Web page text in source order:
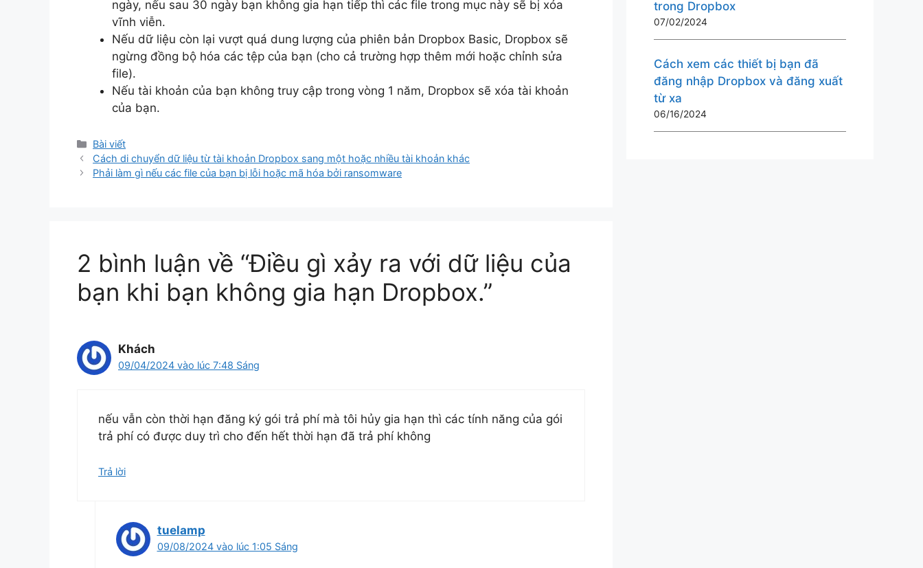
ngày, nếu sau 30 ngày bạn không gia hạn tiếp thì các file trong mục này sẽ bị xóa
vĩnh viễn.
Nếu dữ liệu còn lại vượt quá dung lượng của phiên bản Dropbox Basic, Dropbox sẽ
ngừng đồng bộ hóa các tệp của bạn (cho cả trường hợp thêm mới hoặc chỉnh sửa
file).
Nếu tài khoản của bạn không truy cập trong vòng 1 năm, Dropbox sẽ xóa tài khoản
của bạn.
Danh
mục
Bài viết
Cách di chuyển dữ liệu từ tài khoản Dropbox sang một hoặc nhiều tài khoản khác
Phải làm gì nếu các file của bạn bị lỗi hoặc mã hóa bởi ransomware
2 bình luận về “Điều gì xảy ra với dữ liệu của
bạn khi bạn không gia hạn Dropbox.”
Khách
09/04/2024 vào lúc 7:48 Sáng
nếu vẫn còn thời hạn đăng ký gói trả phí mà tôi hủy gia hạn thì các tính năng của gói
trả phí có được duy trì cho đến hết thời hạn đã trả phí không
Trả lời
tuelamp
09/08/2024 vào lúc 1:05 Sáng
trong Dropbox
07/02/2024
Cách xem các thiết bị bạn đã
đăng nhập Dropbox và đăng xuất
từ ​​xa
06/16/2024